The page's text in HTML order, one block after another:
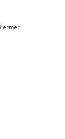
Fermer